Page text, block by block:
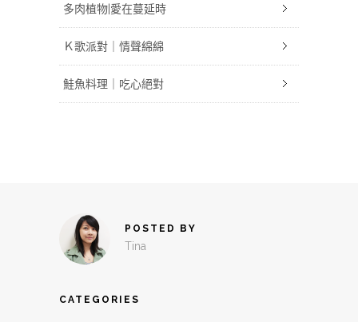
多肉植物|愛在蔓延時
Ｋ歌派對｜情聲綿綿
鮭魚料理｜吃心絕對
POSTED BY
Tina
CATEGORIES